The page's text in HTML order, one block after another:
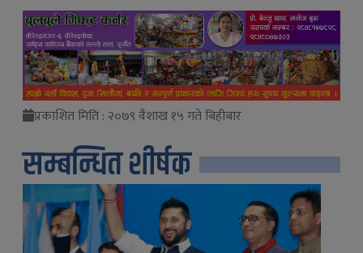
प्रकाशित मिति : २०७९ वैशाख १५ गते बिहीबार
सम्बन्धित शीर्षक